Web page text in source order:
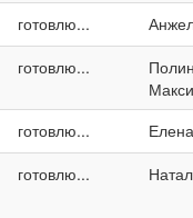
готовлю...
готовлю...
готовлю...
готовлю...